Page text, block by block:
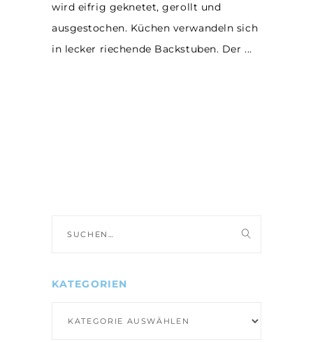
wird eifrig geknetet, gerollt und
ausgestochen. Küchen verwandeln sich
in lecker riechende Backstuben. Der
nach:
KATEGORIEN